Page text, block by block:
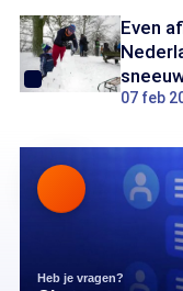
Even
07 feb
Heb je vragen?